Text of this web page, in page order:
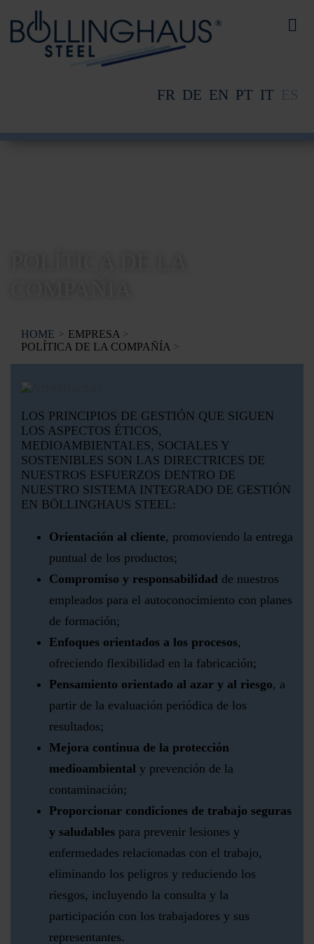
FR DE EN PT IT ES
HOME
EMPRESA
POLÍTICA DE LA COMPAÑÍA
LOS PRINCIPIOS DE GESTIÓN QUE SIGUEN
LOS ASPECTOS ÉTICOS,
MEDIOAMBIENTALES, SOCIALES Y
SOSTENIBLES SON LAS DIRECTRICES DE
NUESTROS ESFUERZOS DENTRO DE
NUESTRO SISTEMA INTEGRADO DE GESTIÓN
EN BÖLLINGHAUS STEEL:
Orientación al cliente, promoviendo la entrega
puntual de los productos;
Compromiso y responsabilidad de nuestros
empleados para el autoconocimiento con planes
de formación;
Enfoques orientados a los procesos,
ofreciendo flexibilidad en la fabricación;
Pensamiento orientado al azar y al riesgo, a
partir de la evaluación periódica de los
resultados;
Mejora continua de la protección
medioambiental y prevención de la
contaminación;
Proporcionar condiciones de trabajo seguras
y saludables para prevenir lesiones y
enfermedades relacionadas con el trabajo,
eliminando los peligros y reduciendo los
riesgos, incluyendo la consulta y la
participación con los trabajadores y sus
representantes.